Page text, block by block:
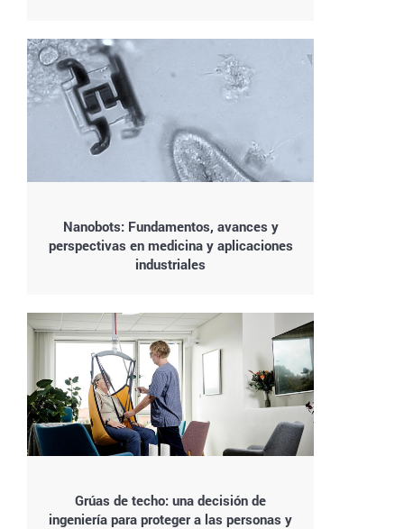
Nanobots: Fundamentos, avances y
perspectivas en medicina y aplicaciones
industriales
Grúas de techo: una decisión de
ingeniería para proteger a las personas y